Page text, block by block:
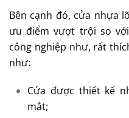
Bên cạnh đó, cửa nhựa
ưu điểm vượt trội so
công nghiệp như, rất
như:
Cửa được thiết kế
mắt;